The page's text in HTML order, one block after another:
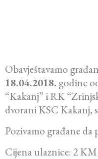
Obavještavamo
18.04.2018. godine
“Kakanj” i RK
dvorani KSC Kakanj,
Pozivamo građane da
Cijena ulaznice: 2 KM